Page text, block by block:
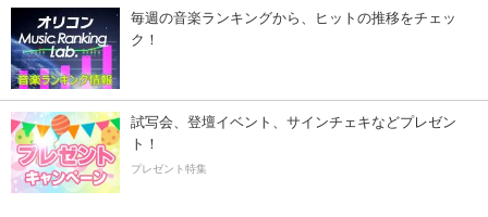
毎週の音楽ランキングから、ヒットの推移をチェッ
ク！
試写会、登壇イベント、サインチェキなどプレゼン
ト！
プレゼント特集